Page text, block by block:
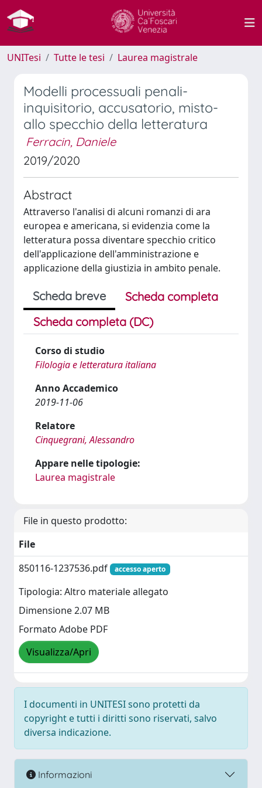
UNITesi Tutte le tesi Laurea magistrale
Modelli processuali penali-
inquisitorio, accusatorio, misto-
allo specchio della letteratura
Ferracin, Daniele
2019/2020
Abstract
Attraverso l'analisi di alcuni romanzi di ara
europea e americana, si evidenzia come la
letteratura possa diventare specchio critico
dell'applicazione dell'amministrazione e
applicazione della giustizia in ambito penale.
Scheda breve
Scheda completa
Scheda completa (DC)
Corso di studio
Filologia e letteratura italiana
Anno Accademico
2019-11-06
Relatore
Cinquegrani, Alessandro
Appare nelle tipologie:
Laurea magistrale
File in questo prodotto:
File
850116-1237536.pdf
accesso aperto
Tipologia: Altro materiale allegato
Dimensione 2.07 MB
Formato Adobe PDF
Visualizza/Apri
I documenti in UNITESI sono protetti da
copyright e tutti i diritti sono riservati, salvo
diversa indicazione.
Informazioni